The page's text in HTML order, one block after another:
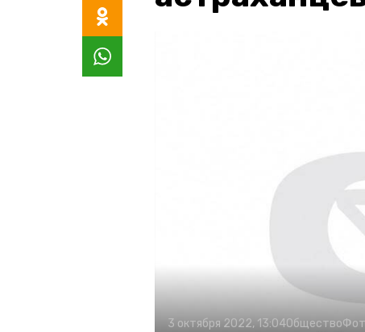
3 октября 2022, 13:04Общество